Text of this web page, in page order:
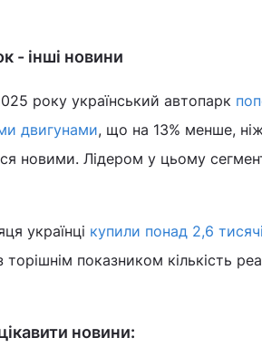
- інші новини
року український автопарк
двигунами, що на 13% менше, ніж
новими. Лідером у цьому
українці купили понад 2,6
торішнім показником кількість
новини: